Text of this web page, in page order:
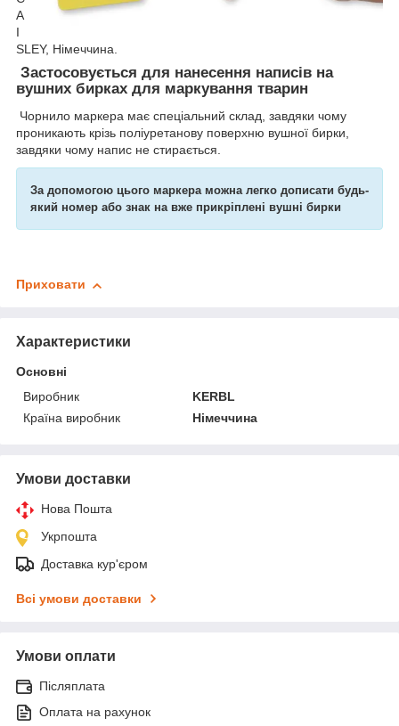
A
I
SLEY, Німеччина.
Застосовується для нанесення написів на
вушних бирках для маркування тварин
Чорнило маркера має спеціальний склад, завдяки чому
проникають крізь поліуретанову поверхню вушної бирки,
завдяки чому напис не стирається.
За допомогою цього маркера можна легко дописати будь-
який номер або знак на вже прикріплені вушні бирки
Приховати
Характеристики
Основні
Виробник
KERBL
Країна виробник
Німеччина
Умови доставки
Нова Пошта
Укрпошта
Доставка кур'єром
Всі умови доставки
Умови оплати
Післяплата
Оплата на рахунок